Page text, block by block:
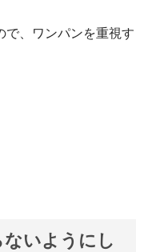
で、ワンパンを重視す
いようにし